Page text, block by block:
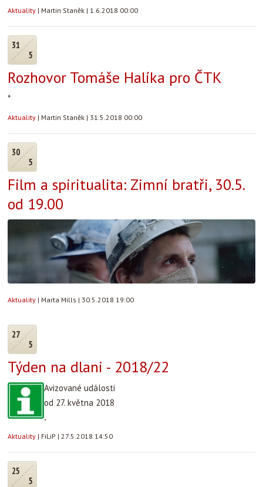
Aktuality | Martin Staněk | 1.6.2018 00:00
31
5
Rozhovor Tomáše Halíka pro ČTK
*
Aktuality | Martin Staněk | 31.5.2018 00:00
30
5
Film a spiritualita: Zimní bratři, 30.5.
od 19.00
Aktuality | Marta Mills | 30.5.2018 19:00
27
5
Týden na dlani - 2018/22
Avizované události
od 27. května 2018
.
Aktuality | FiLiP | 27.5.2018 14:50
25
5